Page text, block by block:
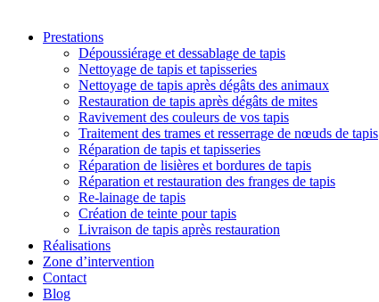
Prestations
Dépoussiérage et dessablage de tapis
Nettoyage de tapis et tapisseries
Nettoyage de tapis après dégâts des animaux
Restauration de tapis après dégâts de mites
Ravivement des couleurs de vos tapis
Traitement des trames et resserrage de nœuds de tapis
Réparation de tapis et tapisseries
Réparation de lisières et bordures de tapis
Réparation et restauration des franges de tapis
Re-lainage de tapis
Création de teinte pour tapis
Livraison de tapis après restauration
Réalisations
Zone d’intervention
Contact
Blog